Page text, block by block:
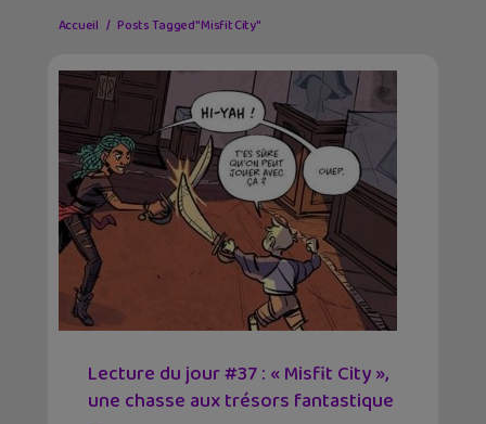
Accueil Posts Tagged "Misfit City"
Lecture du jour #37 : « Misfit City »,
une chasse aux trésors fantastique